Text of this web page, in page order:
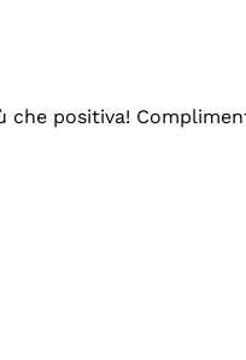
che positiva!